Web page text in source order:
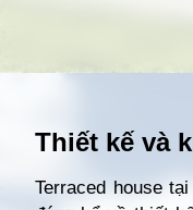
Thiết kế và
Terraced house